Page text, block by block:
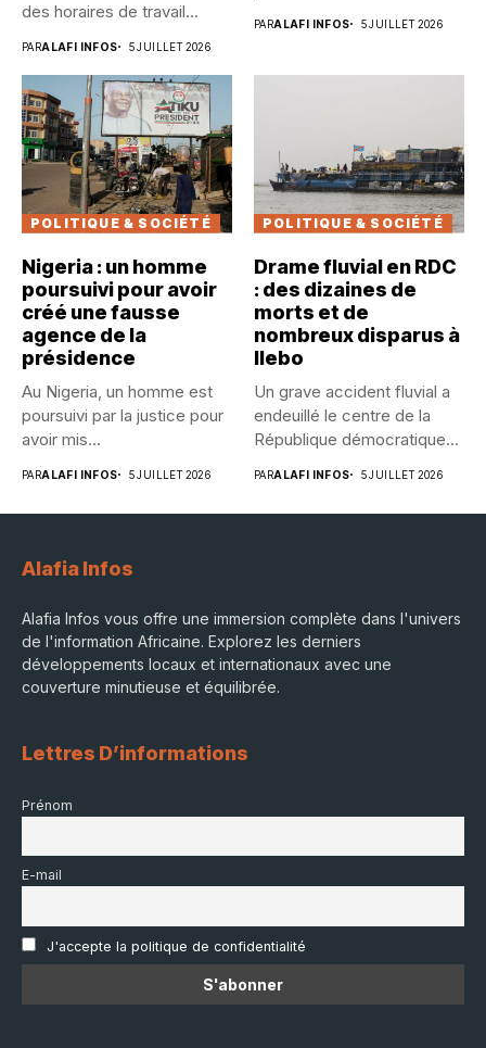
des horaires de travail
PARALAFI INFOS 5 JUILLET 2026
PARALAFI INFOS 5 JUILLET 2026
POLITIQUE & SOCIÉTÉ
Nigeria : un homme
poursuivi pour avoir
créé une fausse
agence de la
présidence
Au Nigeria, un homme est
poursuivi par la justice pour
avoir mis...
PARALAFI INFOS 5 JUILLET 2026
POLITIQUE & SOCIÉTÉ
Drame fluvial en RDC
: des dizaines de
morts et de
nombreux disparus à
Ilebo
Un grave accident fluvial a
endeuillé le centre de la
République démocratique...
PARALAFI INFOS 5 JUILLET 2026
Alafia Infos
Alafia Infos vous offre une immersion complète dans l'univers
de l'information Africaine. Explorez les derniers
développements locaux et internationaux avec une
couverture minutieuse et équilibrée.
Lettres D’informations
Prénom
E-mail
J'accepte la politique de confidentialité